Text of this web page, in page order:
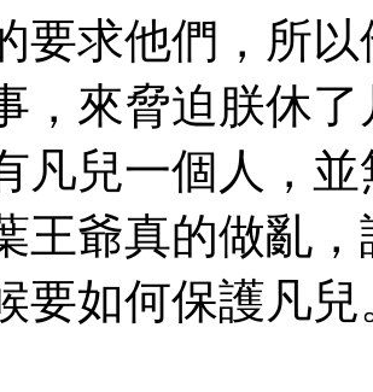
要求他們，所
，來脅迫朕休
凡兒一個人，
王爺真的做亂
要如何保護凡兒